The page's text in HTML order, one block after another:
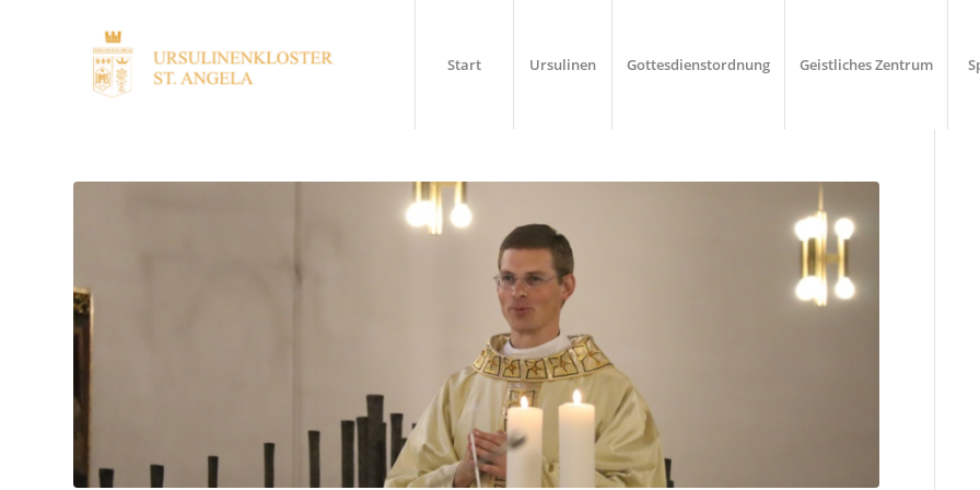
Start Ursulinen Gottesdienstordnung Geistliches Zentrum